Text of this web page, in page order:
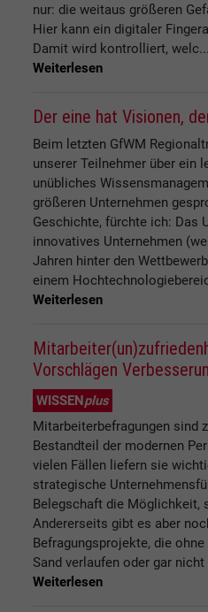
nur: die weitaus größeren
Hier kann ein digitaler
Damit wird kontrolliert, welc...
Weiterlesen
Der eine hat Visionen,
Beim letzten GfWM
unserer Teilnehmer über ein
unübliches
größeren Unternehmen
Geschichte, fürchte ich: Das
innovatives Unternehmen
Jahren hinter den
einem
Weiterlesen
Vorschlägen
WISSENplus
Mitarbeiterbefragungen sind
Bestandteil der modernen
vielen Fällen liefern sie
strategische
Belegschaft die Möglichkeit,
Andererseits gibt es aber
Befragungsprojekte, die
Sand verlaufen oder gar
Weiterlesen